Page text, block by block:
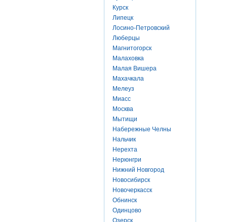
Курск
Липецк
Лосино-Петровский
Люберцы
Магнитогорск
Малаховка
Малая Вишера
Махачкала
Мелеуз
Миасс
Москва
Мытищи
Набережные Челны
Нальчик
Нерехта
Нерюнгри
Нижний Новгород
Новосибирск
Новочеркасск
Обнинск
Одинцово
Озерск